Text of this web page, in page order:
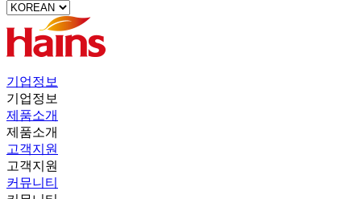
기업정보
기업정보
제품소개
제품소개
고객지원
고객지원
커뮤니티